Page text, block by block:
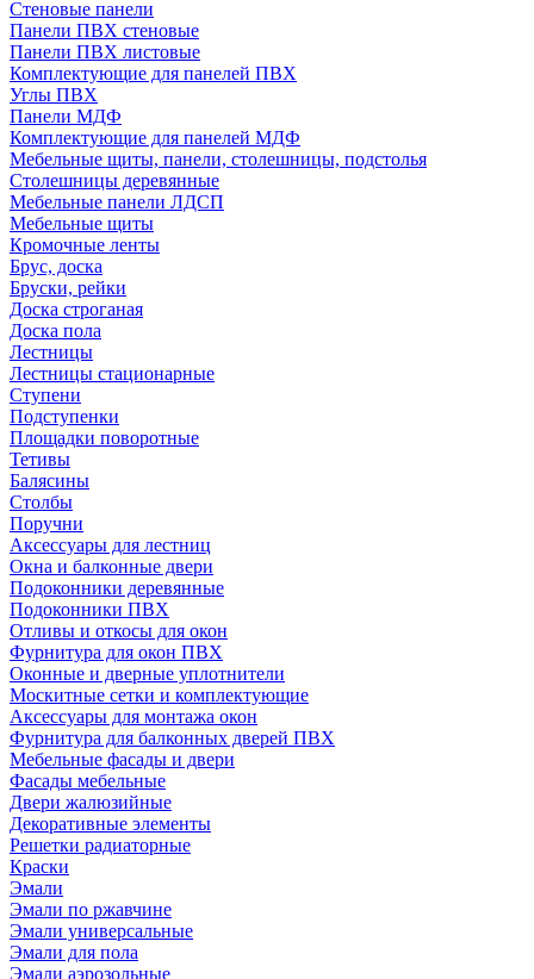
Стеновые панели
Панели ПВХ стеновые
Панели ПВХ листовые
Комплектующие для панелей ПВХ
Углы ПВХ
Панели МДФ
Комплектующие для панелей МДФ
Мебельные щиты, панели, столешницы, подстолья
Столешницы деревянные
Мебельные панели ЛДСП
Мебельные щиты
Кромочные ленты
Брус, доска
Бруски, рейки
Доска строганая
Доска пола
Лестницы
Лестницы стационарные
Ступени
Подступенки
Площадки поворотные
Тетивы
Балясины
Столбы
Поручни
Аксессуары для лестниц
Окна и балконные двери
Подоконники деревянные
Подоконники ПВХ
Отливы и откосы для окон
Фурнитура для окон ПВХ
Оконные и дверные уплотнители
Москитные сетки и комплектующие
Аксессуары для монтажа окон
Фурнитура для балконных дверей ПВХ
Мебельные фасады и двери
Фасады мебельные
Двери жалюзийные
Декоративные элементы
Решетки радиаторные
Краски
Эмали
Эмали по ржавчине
Эмали универсальные
Эмали для пола
Эмали аэрозольные